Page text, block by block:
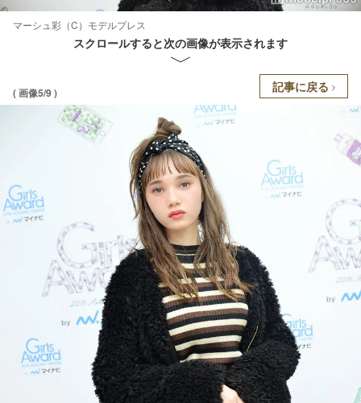
マーシュ彩（C）モデルプレス
スクロールすると次の画像が表示されます
( 画像5/9 ) 記事に戻る